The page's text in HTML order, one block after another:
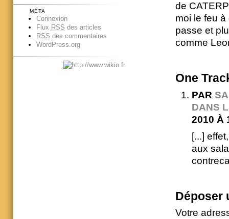
de
moi le feu
passe et
comme
One
PAR
DANS
2010 À
[...]
aux
Déposer
Votre
MÉTA
Connexion
Flux RSS des articles
RSS des commentaires
WordPress.org